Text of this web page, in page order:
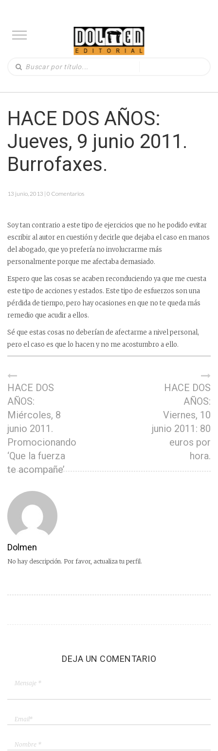
HACE DOS AÑOS:
Jueves, 9 junio 2011.
Burrofaxes.
13 junio, 2013 | 0 Comentarios
Soy tan contrario a este tipo de ejercicios que no he podido evitar
escribir al autor en cuestión y decirle que dejaba el caso en manos
del abogado, que yo prefería no involucrarme más
personalmente porque me afectaba demasiado.
Espero que las cosas se acaben reconduciendo ya que me cuesta
este tipo de acciones y estados. Este tipo de esfuerzos son una
pérdida de tiempo, pero hay ocasiones en que no te queda más
remedio que acudir a ellos.
Sé que estas cosas no deberían de afectarme a nivel personal,
pero el caso es que lo hacen y no me acostumbro a ello.
HACE DOS
AÑOS:
Miércoles, 8
junio 2011.
Promocionando
‘Que la fuerza
te acompañe’
HACE DOS
AÑOS:
Viernes, 10
junio 2011: 80
euros por
hora.
Dolmen
No hay descripción. Por favor, actualiza tu perfil.
DEJA UN COMENTARIO